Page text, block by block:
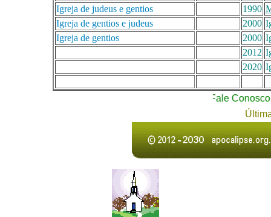
Igreja de judeus e gentios
1990
Igreja de gentios e judeus
2000
Igreja de gentios
2000
2012
2020
Fale Conosco.